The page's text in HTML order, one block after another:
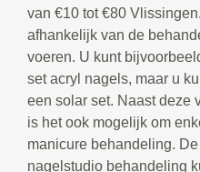
van €10 tot €80
afhankelijk van de
voeren. U kunt
set acryl nagels, maar u
een solar set. Naast deze
is het ook mogelijk om
manicure behandeling.
nagelstudio behandeling